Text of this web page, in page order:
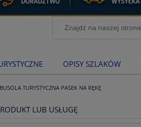
OPISY SZLAKÓW
TURYSTYCZNA PASEK NA RĘKĘ
LUB USŁUGĘ